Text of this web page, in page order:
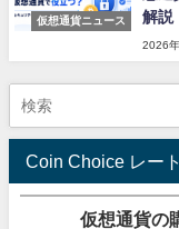
仮想通貨ニュース
解説
2026
Coin Choice レート
仮想通貨の